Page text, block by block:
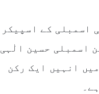
اسمبلی کے اسپیکر
اسمبلی حسین الٰہی
انہیں ایک رکن